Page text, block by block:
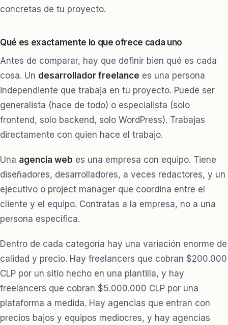
concretas de tu proyecto.
Qué es exactamente lo que ofrece cada uno
Antes de comparar, hay que definir bien qué es cada
cosa. Un desarrollador freelance es una persona
independiente que trabaja en tu proyecto. Puede ser
generalista (hace de todo) o especialista (solo
frontend, solo backend, solo WordPress). Trabajas
directamente con quien hace el trabajo.
Una agencia web es una empresa con equipo. Tiene
diseñadores, desarrolladores, a veces redactores, y un
ejecutivo o project manager que coordina entre el
cliente y el equipo. Contratas a la empresa, no a una
persona específica.
Dentro de cada categoría hay una variación enorme de
calidad y precio. Hay freelancers que cobran $200.000
CLP por un sitio hecho en una plantilla, y hay
freelancers que cobran $5.000.000 CLP por una
plataforma a medida. Hay agencias que entran con
precios bajos y equipos mediocres, y hay agencias